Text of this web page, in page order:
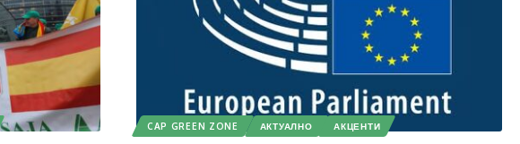
CAP GREEN ZONE АКТУАЛНО АКЦЕНТИ